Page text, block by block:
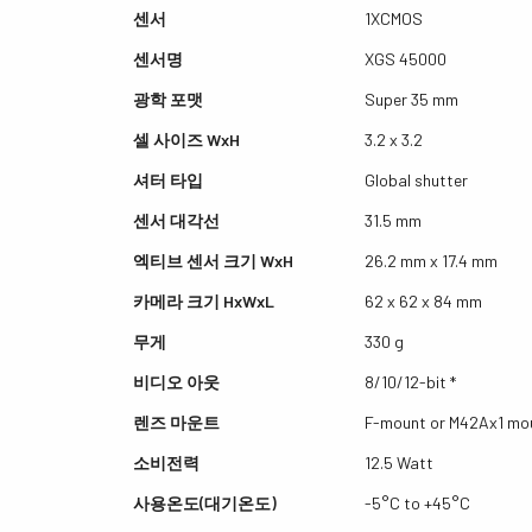
센서
1XCMOS
센서명
XGS 45000
광학 포맷
Super 35 mm
셀 사이즈 WxH
3.2 x 3.2
셔터 타입
Global shutter
센서 대각선
31.5 mm
엑티브 센서 크기 WxH
26.2 mm x 17.4 mm
카메라 크기 HxWxL
62 x 62 x 84 mm
무게
330 g
비디오 아웃
8/10/12-bit *
렌즈 마운트
F-mount or M42Ax1
소비전력
12.5 Watt
사용온도(대기온도)
-5°C to +45°C